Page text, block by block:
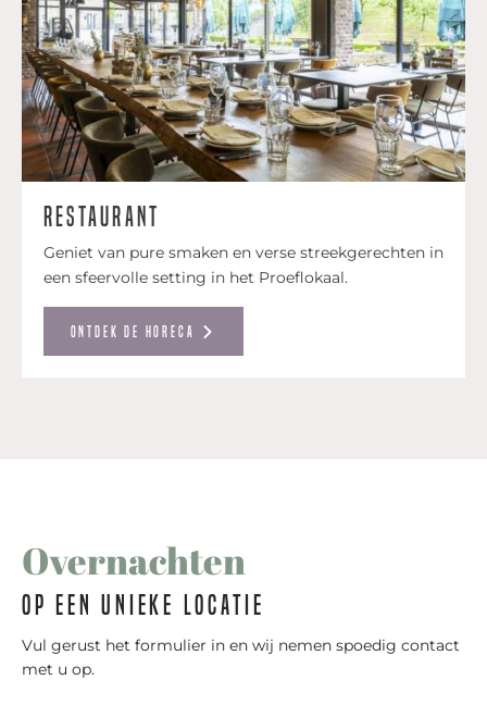
Restaurant
Geniet van pure smaken en verse streekgerechten in
een sfeervolle setting in het Proeflokaal.
Ontdek de horeca
Overnachten
op een unieke locatie
Vul gerust het formulier in en wij nemen spoedig contact
met u op.